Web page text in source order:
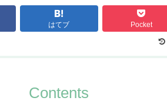
はてブ Pocket
Contents